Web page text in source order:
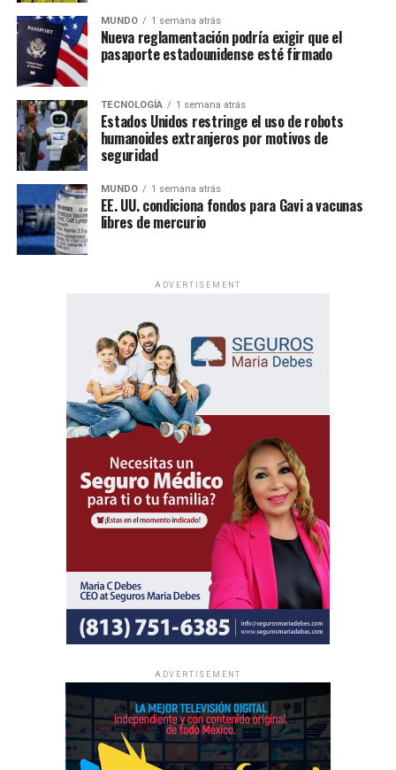
MUNDO 1 semana atrás
Nueva reglamentación podría exigir que el
pasaporte estadounidense esté firmado
TECNOLOGÍA 1 semana atrás
Estados Unidos restringe el uso de robots
humanoides extranjeros por motivos de
seguridad
MUNDO 1 semana atrás
EE. UU. condiciona fondos para Gavi a vacunas
libres de mercurio
ADVERTISEMENT
ADVERTISEMENT